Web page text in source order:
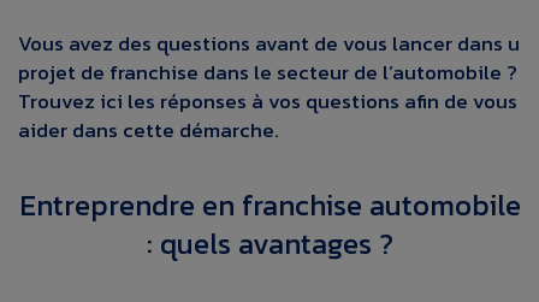
Vous avez des questions avant de vous lancer dans u
projet de franchise dans le secteur de l’automobile ?
Trouvez ici les réponses à vos questions afin de vous
aider dans cette démarche.
Entreprendre en franchise automobile
: quels avantages ?